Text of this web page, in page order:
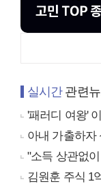
실시간관련
'패러디 여왕'
아내 가출하자
"소득 상관없
김원훈 주식 1